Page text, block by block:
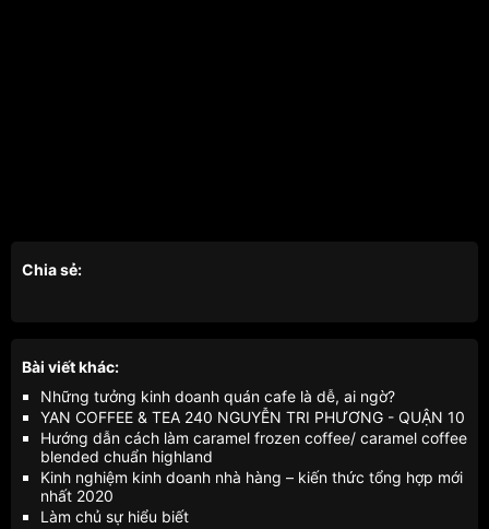
Chia sẻ:
Bài viết khác:
Những tưởng kinh doanh quán cafe là dễ, ai ngờ?
YAN COFFEE & TEA 240 NGUYỄN TRI PHƯƠNG - QUẬN 10
Hướng dẫn cách làm caramel frozen coffee/ caramel coffee
blended chuẩn highland
Kinh nghiệm kinh doanh nhà hàng – kiến thức tổng hợp mới
nhất 2020
Làm chủ sự hiểu biết